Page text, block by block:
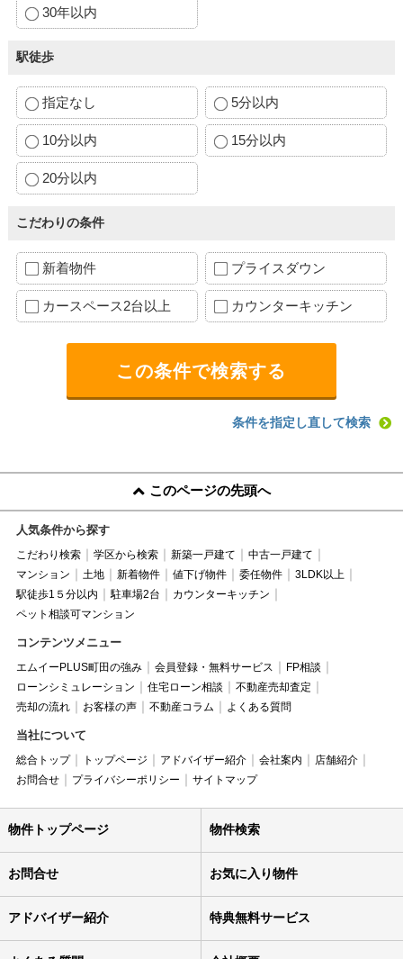
30年以内
駅徒歩
指定なし 5分以内
10分以内 15分以内
20分以内
こだわりの条件
新着物件 プライスダウン
カースペース2台以上 カウンターキッチン
条件を指定し直して検索
このページの先頭へ
人気条件から探す
こだわり検索 学区から検索 新築一戸建て
中古一戸建て
マンション
土地 新着物件 値下げ物件 委任物件
3LDK以上
駅徒歩1５分以内
駐車場2台
カウンターキッチン
ペット相談可マンション
コンテンツメニュー
エムイーPLUS町田の強み 会員登録・無料サービス
FP相談
ローンシミュレーション
住宅ローン相談
不動産売却査定
売却の流れ
お客様の声 不動産コラム よくある質問
当社について
総合トップ トップページ アドバイザー紹介 会社案内
店舗紹介
お問合せ
プライバシーポリシー サイトマップ
物件トップページ 物件検索
お問合せ お気に入り物件
アドバイザー紹介 特典無料サービス